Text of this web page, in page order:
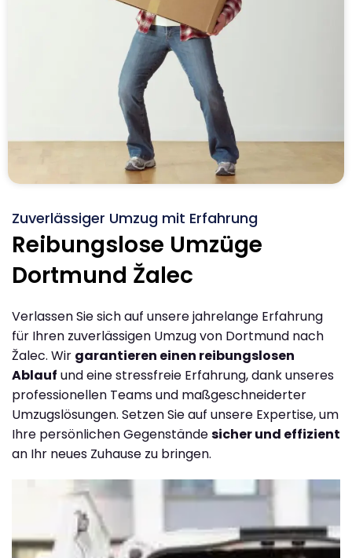
Zuverlässiger Umzug mit Erfahrung
Reibungslose Umzüge
Dortmund Žalec
Verlassen Sie sich auf unsere jahrelange Erfahrung
für Ihren zuverlässigen Umzug von Dortmund nach
Žalec. Wir garantieren einen reibungslosen
Ablauf und eine stressfreie Erfahrung, dank unseres
professionellen Teams und maßgeschneiderter
Umzugslösungen. Setzen Sie auf unsere Expertise, um
Ihre persönlichen Gegenständesicher und effizient
an Ihr neues Zuhause zu bringen.